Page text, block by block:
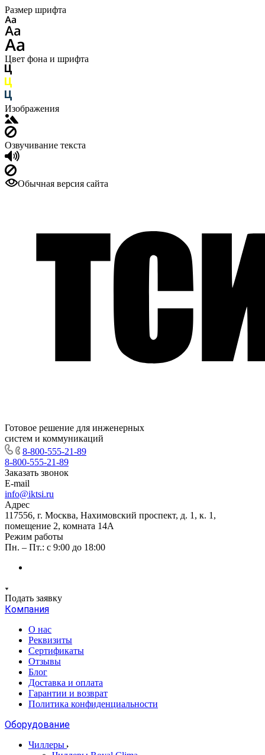
Размер шрифта
Цвет фона и шрифта
Изображения
Озвучивание текста
Обычная версия сайта
Готовое решение для инженерных
систем и коммуникаций
8-800-555-21-89
8-800-555-21-89
Заказать звонок
E-mail
info@iktsi.ru
Адрес
117556, г. Москва, Нахимовский проспект, д. 1, к. 1,
помещение 2, комната 14А
Режим работы
Пн. – Пт.: с 9:00 до 18:00
Подать заявку
Компания
О нас
Реквизиты
Сертификаты
Отзывы
Блог
Доставка и оплата
Гарантии и возврат
Политика конфиденциальности
Оборудование
Чиллеры